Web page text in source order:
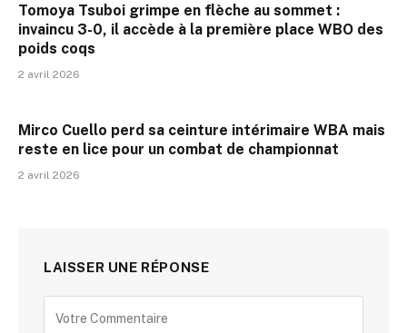
Tomoya Tsuboi grimpe en flèche au sommet :
invaincu 3-0, il accède à la première place WBO des
poids coqs
2 avril 2026
Mirco Cuello perd sa ceinture intérimaire WBA mais
reste en lice pour un combat de championnat
2 avril 2026
LAISSER UNE RÉPONSE